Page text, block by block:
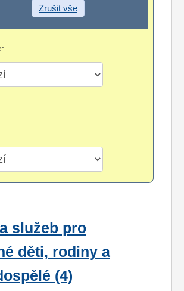
Zrušit vše
služeb pro
děti, rodiny a
(4)